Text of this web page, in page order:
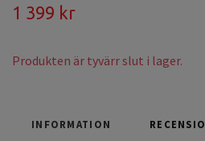
1 399 kr
Produkten är tyvärr slut i lager.
INFORMATION